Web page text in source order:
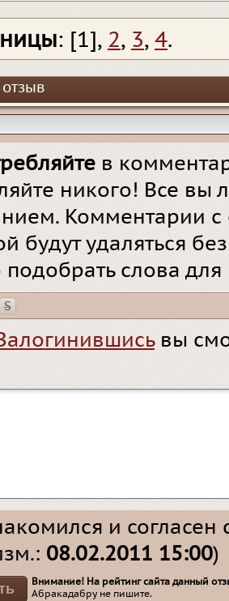
: [1], 2, 3, 4.
в
никого! Все вы
Комментарии
будут удаляться
слова
вы
и согласен
08.02.2011 15:00)
Внимание! На рейтинг сайта данный
Абракадабру не пишите.